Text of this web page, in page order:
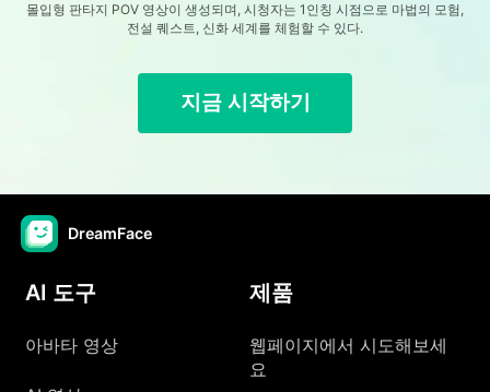
몰입형 판타지 POV 영상이 생성되며, 시청자는 1인칭 시점으로 마법의 모험,
전설 퀘스트, 신화 세계를 체험할 수 있다.
지금 시작하기
DreamFace
AI 도구
아바타 영상
제품
웹페이지에서 시도해보세
요